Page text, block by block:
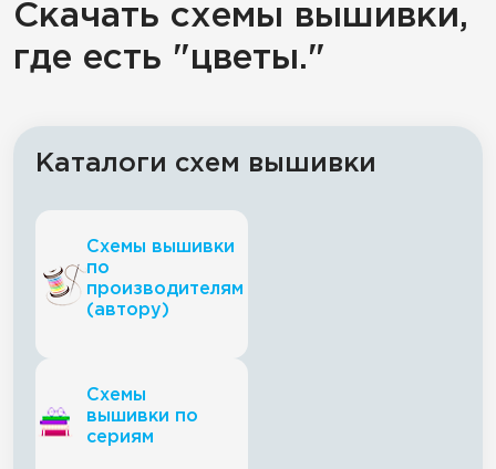
Скачать схемы вышивки,
где есть "цветы."
Каталоги схем вышивки
Схемы вышивки
по
производителям
(автору)
Схемы
вышивки по
сериям